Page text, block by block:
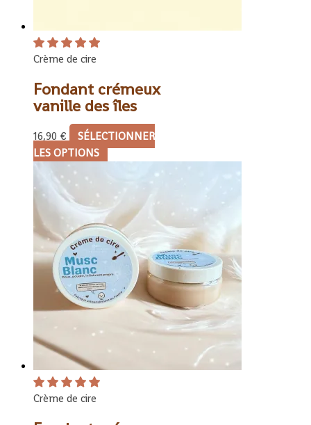
Crème de cire
Fondant crémeux
vanille des îles
16,90 €
SÉLECTIONNER
LES OPTIONS
Crème de cire